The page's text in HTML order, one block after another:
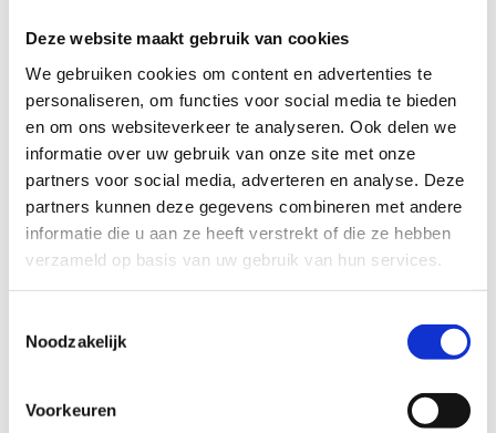
Deze website maakt gebruik van cookies
We gebruiken cookies om content en advertenties te
personaliseren, om functies voor social media te bieden
en om ons websiteverkeer te analyseren. Ook delen we
informatie over uw gebruik van onze site met onze
partners voor social media, adverteren en analyse. Deze
partners kunnen deze gegevens combineren met andere
informatie die u aan ze heeft verstrekt of die ze hebben
verzameld op basis van uw gebruik van hun services.
Noodzakelijk
Voorkeuren